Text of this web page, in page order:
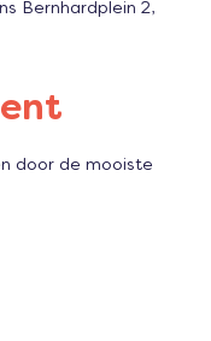
Bernhardplein 2,
door de mooiste